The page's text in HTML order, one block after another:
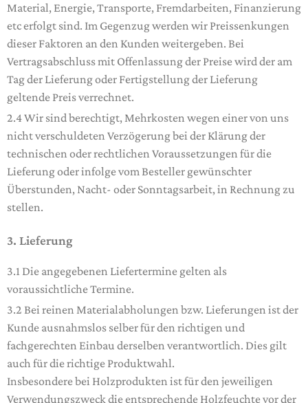
Material, Energie, Transporte, Fremdarbeiten, Finanzierung
etc erfolgt sind. Im Gegenzug werden wir Preissenkungen
dieser Faktoren an den Kunden weitergeben. Bei
Vertragsabschluss mit Offenlassung der Preise wird der am
Tag der Lieferung oder Fertigstellung der Lieferung
geltende Preis verrechnet.
2.4 Wir sind berechtigt, Mehrkosten wegen einer von uns
nicht verschuldeten Verzögerung bei der Klärung der
technischen oder rechtlichen Voraussetzungen für die
Lieferung oder infolge vom Besteller gewünschter
Überstunden, Nacht- oder Sonntagsarbeit, in Rechnung zu
stellen.
3. Lieferung
3.1 Die angegebenen Liefertermine gelten als
voraussichtliche Termine.
3.2 Bei reinen Materialabholungen bzw. Lieferungen ist der
Kunde ausnahmslos selber für den richtigen und
fachgerechten Einbau derselben verantwortlich. Dies gilt
auch für die richtige Produktwahl.
Insbesondere bei Holzprodukten ist für den jeweiligen
Verwendungszweck die entsprechende Holzfeuchte vor der